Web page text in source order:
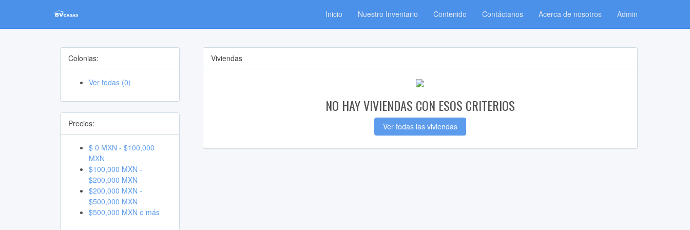
Inicio Nuestro Inventario Contenido Contáctanos Acerca de nosotros Admin
Colonias:
Ver todas (0)
Precios:
$ 0 MXN - $100,000
MXN
$100,000 MXN -
$200,000 MXN
$200,000 MXN -
$500,000 MXN
$500,000 MXN o más
Viviendas
NO HAY VIVIENDAS CON ESOS CRITERIOS
Ver todas las viviendas